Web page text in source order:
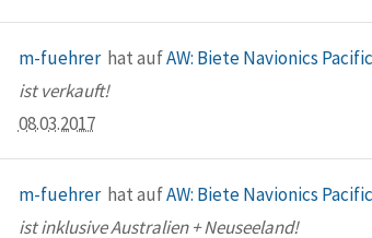
m-fuehrer hat aufAW: Biete Navionics
ist verkauft!
08.03.2017
m-fuehrer hat aufAW: Biete Navionics
ist inklusive Australien + Neuseeland!